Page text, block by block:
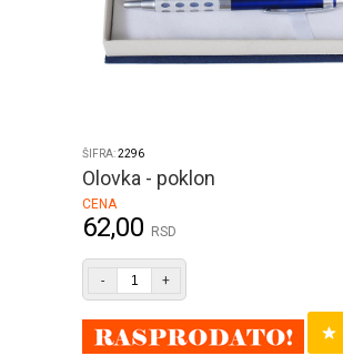
ŠIFRA:2296
Olovka - poklon
CENA
62,00 RSD
- +